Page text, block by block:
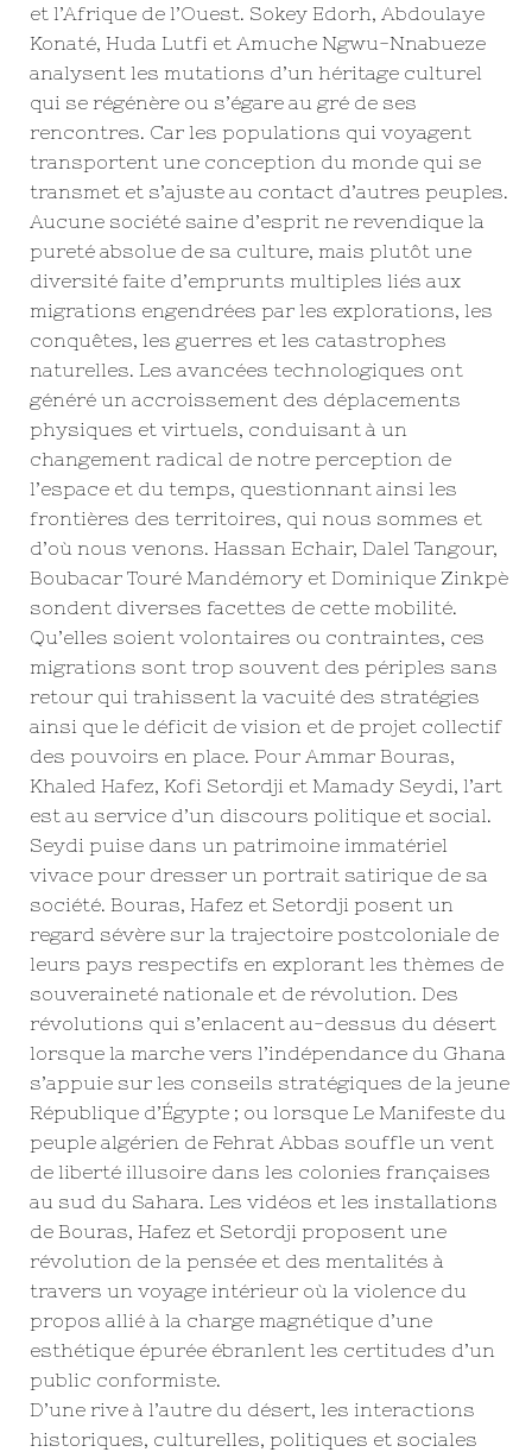
et l’Afrique de l’Ouest. Sokey Edorh, Abdoulaye
Konaté, Huda Lutfi et Amuche Ngwu-Nnabueze
analysent les mutations d’un héritage culturel
qui se régénère ou s’égare au gré de ses
rencontres. Car les populations qui voyagent
transportent une conception du monde qui se
transmet et s’ajuste au contact d’autres peuples.
Aucune société saine d’esprit ne revendique la
pureté absolue de sa culture, mais plutôt une
diversité faite d’emprunts multiples liés aux
migrations engendrées par les explorations, les
conquêtes, les guerres et les catastrophes
naturelles. Les avancées technologiques ont
généré un accroissement des déplacements
physiques et virtuels, conduisant à un
changement radical de notre perception de
l’espace et du temps, questionnant ainsi les
frontières des territoires, qui nous sommes et
d’où nous venons. Hassan Echair, Dalel Tangour,
Boubacar Touré Mandémory et Dominique Zinkpè
sondent diverses facettes de cette mobilité.
Qu’elles soient volontaires ou contraintes, ces
migrations sont trop souvent des périples sans
retour qui trahissent la vacuité des stratégies
ainsi que le déficit de vision et de projet collectif
des pouvoirs en place. Pour Ammar Bouras,
Khaled Hafez, Kofi Setordji et Mamady Seydi, l’art
est au service d’un discours politique et social.
Seydi puise dans un patrimoine immatériel
vivace pour dresser un portrait satirique de sa
société. Bouras, Hafez et Setordji posent un
regard sévère sur la trajectoire postcoloniale de
leurs pays respectifs en explorant les thèmes de
souveraineté nationale et de révolution. Des
révolutions qui s’enlacent au-dessus du désert
lorsque la marche vers l’indépendance du Ghana
s’appuie sur les conseils stratégiques de la jeune
République d’Égypte ; ou lorsque Le Manifeste du
peuple algérien de Fehrat Abbas souffle un vent
de liberté illusoire dans les colonies françaises
au sud du Sahara. Les vidéos et les installations
de Bouras, Hafez et Setordji proposent une
révolution de la pensée et des mentalités à
travers un voyage intérieur où la violence du
propos allié à la charge magnétique d’une
esthétique épurée ébranlent les certitudes d’un
public conformiste.
D’une rive à l’autre du désert, les interactions
historiques, culturelles, politiques et sociales